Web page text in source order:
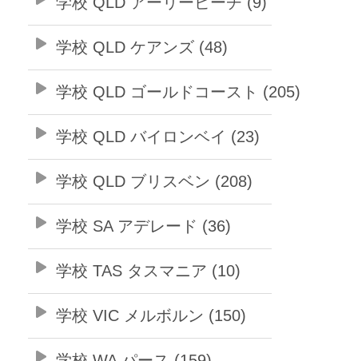
学校 QLD ケアンズ (48)
学校 QLD ゴールドコースト (205)
学校 QLD バイロンベイ (23)
学校 QLD ブリスベン (208)
学校 SA アデレード (36)
学校 TAS タスマニア (10)
学校 VIC メルボルン (150)